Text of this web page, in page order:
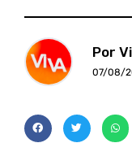
Por
07/08/